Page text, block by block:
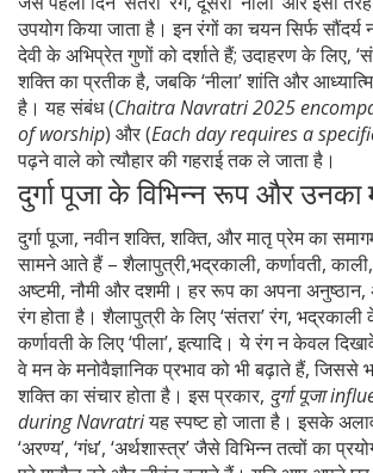
उपयोग किया जाता है। इन रंगों का चयन सिर्फ सौंदर्य
देवी के अभिप्रेत गुणों को दर्शाते हैं; उदाहरण के लिए,
शक्ति का प्रतीक है, जबकि ‘नीला’ शांति और
है। यह संबंध (Chaitra Navratri 2025
of worship) और (Each day requires a
पढ़ने वाले को त्यौहार की गहराई तक ले जाता है।
दुर्गा पूजा के विभिन्न रूप और उनका
दुर्गा पूजा,नवीन शक्ति, शक्ति, और मातृ प्रेम का
सामने आते हैं – शैलापुत्री,भद्रकाली, कर्णावती,
अष्टमी, नौमी और दशमी। हर रूप का अपना
रंग होता है। शैलापुत्री के लिए ‘संतरा’ रंग, भद्रकाली
कर्णावती के लिए ‘पीला’, इत्यादि। ये रंग न केवल
वे मन के मनोवैज्ञानिक प्रभाव को भी बढ़ाते हैं, जिससे
शक्ति का संचार होता है। इस प्रकार, दुर्गा पूजा
during Navratriयह स्पष्ट हो जाता है। इसके
‘अरण्य’, ‘गंध’, ‘अर्थशास्त्र’ जैसे विभिन्न तत्वों का